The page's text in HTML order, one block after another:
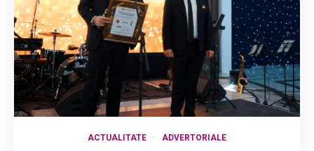
ACTUALITATE ADVERTORIALE